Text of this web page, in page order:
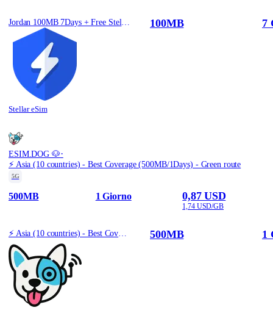
Stellar eSim
100MB 7
ESIM.DOG 🐶·
⚡️ Asia (10 countries) - Best Coverage (500MB/1Days) - Green route
5G
500MB 1 Giorno 0,87 USD
1,74 USD/GB
500MB 1